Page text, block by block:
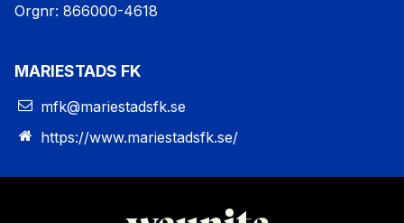
Orgnr: 866000-4618
MARIESTADS FK
mfk@mariestadsfk.se
https://www.mariestadsfk.se/